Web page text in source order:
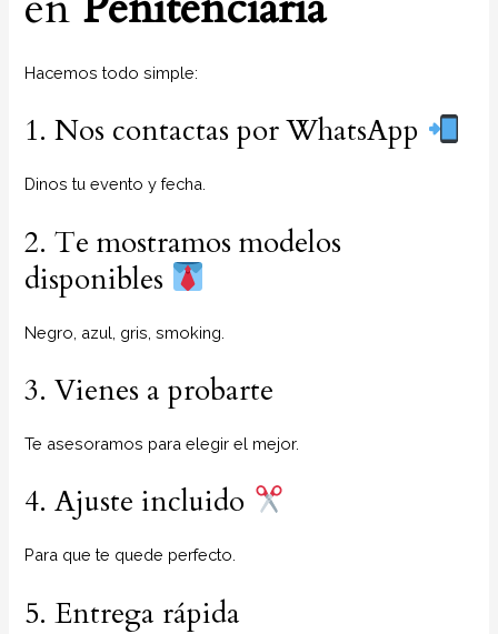
Hacemos todo simple:
1. Nos contactas por WhatsApp
Dinos tu evento y fecha.
2. Te mostramos modelos
disponibles
Negro, azul, gris, smoking.
3. Vienes a probarte
Te asesoramos para elegir el mejor.
4. Ajuste incluido
Para que te quede perfecto.
5. Entrega rápida